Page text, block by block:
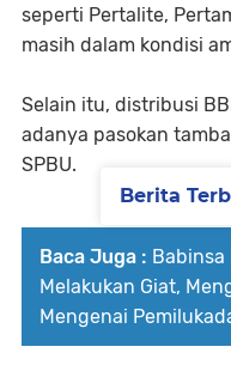
seperti Pertalite,
masih dalam kondisi
Selain itu, distribusi
adanya pasokan
SPBU.
Baca Juga : Babinsa
Melakukan Giat,
Mengenai
Berita